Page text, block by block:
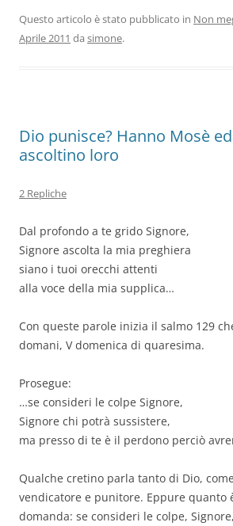
Questo articolo è stato pubblicato in Non
Aprile 2011 da simone.
Dio punisce? Hanno Mosè
ascoltino loro
2 Repliche
Dal profondo a te grido Signore,
Signore ascolta la mia preghiera
siano i tuoi orecchi attenti
alla voce della mia supplica…
Con queste parole inizia il salmo 129
domani, V domenica di quaresima.
Prosegue:
…se consideri le colpe Signore,
Signore chi potrà sussistere,
ma presso di te è il perdono perciò
Qualche cretino parla tanto di Dio,
vendicatore e punitore. Eppure quanto
domanda: se consideri le colpe,